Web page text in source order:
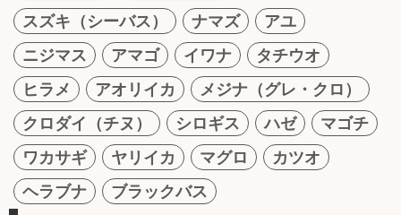
スズキ（シーバス）
ナマズ
アユ
ニジマス
アマゴ イワナ
タチウオ
ヒラメ
アオリイカ
メジナ（グレ・クロ）
クロダイ（チヌ）
シロギス ハゼ
マゴチ
ワカサギ
ヤリイカ マグロ
カツオ
ヘラブナ
ブラックバス